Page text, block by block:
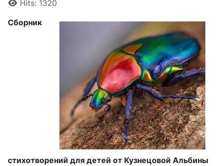
Hits: 1320
Сборник
стихотворений для детей от Кузнецовой Альбины